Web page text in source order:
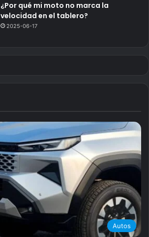
¿Por qué mi moto no marca la
velocidad en el tablero?
2025-06-17
Autos